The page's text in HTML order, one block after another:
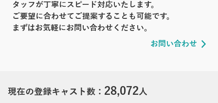
タッフが丁寧にスピード対応いたします。
ご要望に合わせてご提案することも可能です。
まずはお気軽にお問い合わせください。
お問い合わせ
現在の登録キャスト数： 28,072人